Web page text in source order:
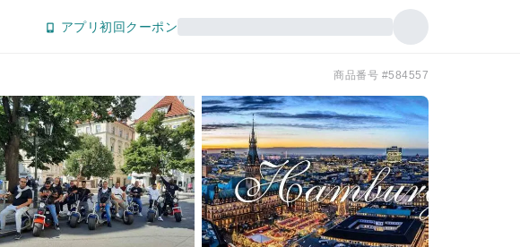
アプリ初回クーポン
商品番号 #584557